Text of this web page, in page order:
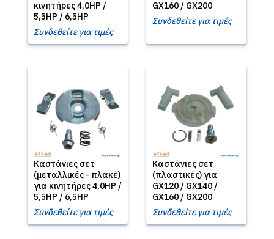
κινητήρες 4,0HP /
5,5HP / 6,5HP
Συνδεθείτε για τιμές
GX160 / GX200
Συνδεθείτε για τιμές
Καστάνιες σετ
(μεταλλικές - πλακέ)
για κινητήρες 4,0HP /
5,5HP / 6,5HP
Συνδεθείτε για τιμές
Καστάνιες σετ
(πλαστικές) για
GX120 / GX140 /
GX160 / GX200
Συνδεθείτε για τιμές